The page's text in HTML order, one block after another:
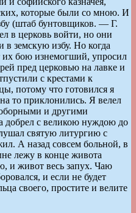
которые были со мною. И
(штаб бунтовщиков. — Г.
в церковь войти, но они
в земскую избу. Но когда
их бою изнемогший, упросил
пред церковью на лавке и
с крестами к
потому что готовился я
то приклонились. Я велел
и другими
добрел с великою нуждою до
святую литургию с
А назад совсем больной, в
лежу в конце живота
и живот весь запух. Чаю
и если не будет
своего, простите и велите